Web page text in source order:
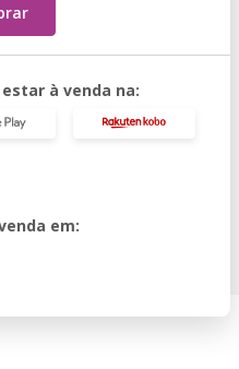
à venda na:
em: